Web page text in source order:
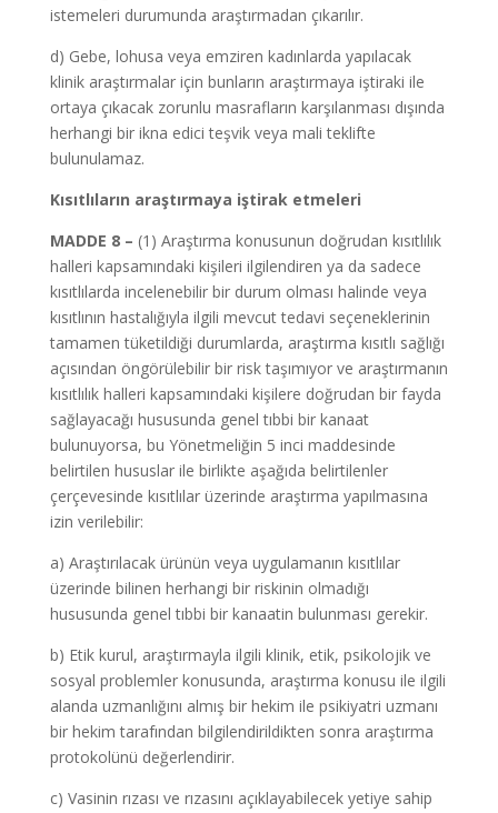
istemeleri durumunda araştırmadan çıkarılır.
d) Gebe, lohusa veya emziren kadınlarda yapılacak
klinik araştırmalar için bunların araştırmaya iştiraki ile
ortaya çıkacak zorunlu masrafların karşılanması dışında
herhangi bir ikna edici teşvik veya mali teklifte
bulunulamaz.
Kısıtlıların araştırmaya iştirak etmeleri
MADDE 8 – (1) Araştırma konusunun doğrudan kısıtlılık
halleri kapsamındaki kişileri ilgilendiren ya da sadece
kısıtlılarda incelenebilir bir durum olması halinde veya
kısıtlının hastalığıyla ilgili mevcut tedavi seçeneklerinin
tamamen tüketildiği durumlarda, araştırma kısıtlı sağlığı
açısından öngörülebilir bir risk taşımıyor ve araştırmanın
kısıtlılık halleri kapsamındaki kişilere doğrudan bir fayda
sağlayacağı hususunda genel tıbbi bir kanaat
bulunuyorsa, bu Yönetmeliğin 5 inci maddesinde
belirtilen hususlar ile birlikte aşağıda belirtilenler
çerçevesinde kısıtlılar üzerinde araştırma yapılmasına
izin verilebilir:
a) Araştırılacak ürünün veya uygulamanın kısıtlılar
üzerinde bilinen herhangi bir riskinin olmadığı
hususunda genel tıbbi bir kanaatin bulunması gerekir.
b) Etik kurul, araştırmayla ilgili klinik, etik, psikolojik ve
sosyal problemler konusunda, araştırma konusu ile ilgili
alanda uzmanlığını almış bir hekim ile psikiyatri uzmanı
bir hekim tarafından bilgilendirildikten sonra araştırma
protokolünü değerlendirir.
c) Vasinin rızası ve rızasını açıklayabilecek yetiye sahip